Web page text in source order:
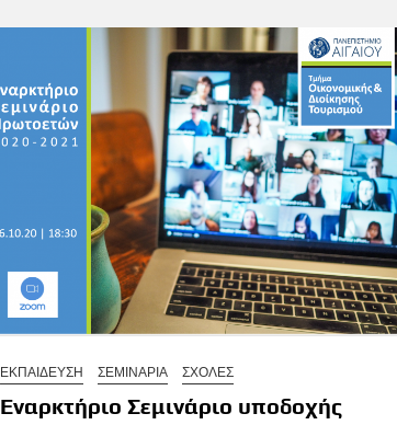
ΕΚΠΑΙΔΕΥΣΗ ΣΕΜΙΝΑΡΙΑ ΣΧΟΛΕΣ
Εναρκτήριο Σεμινάριο υποδοχής